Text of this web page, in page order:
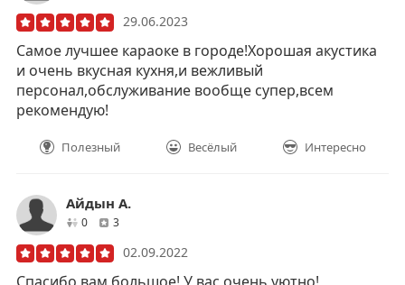
29.06.2023
Самое лучшее караоке в городе!Хорошая акустика
и очень вкусная кухня,и вежливый
персонал,обслуживание вообще супер,всем
рекомендую!
Полезный Весёлый Интересно
Айдын А.
0друзей
3отзывов
02.09.2022